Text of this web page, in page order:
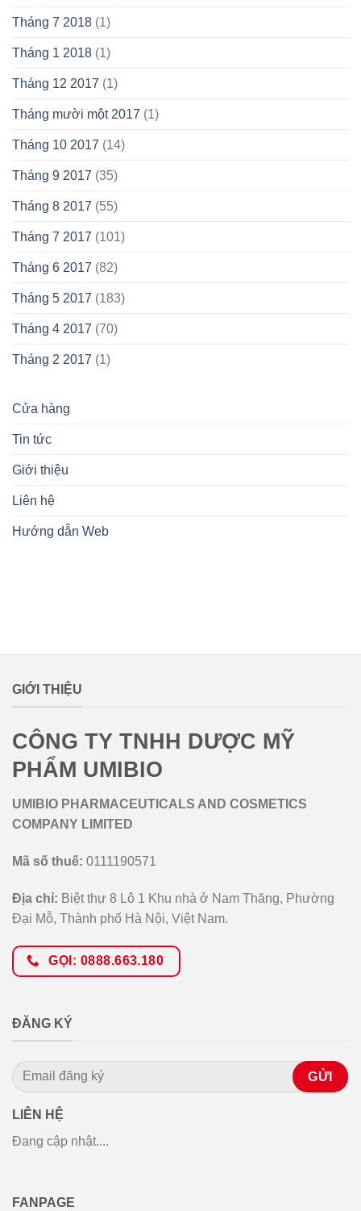
Tháng 7 2018 (1)
Tháng 1 2018 (1)
Tháng 12 2017 (1)
Tháng mười một 2017 (1)
Tháng 10 2017 (14)
Tháng 9 2017 (35)
Tháng 8 2017 (55)
Tháng 7 2017 (101)
Tháng 6 2017 (82)
Tháng 5 2017 (183)
Tháng 4 2017 (70)
Tháng 2 2017 (1)
Cửa hàng
Tin tức
Giới thiệu
Liên hệ
Hướng dẫn Web
GIỚI THIỆU
CÔNG TY TNHH DƯỢC MỸ
PHẨM UMIBIO
UMIBIO PHARMACEUTICALS AND COSMETICS
COMPANY LIMITED
Mã số thuế: 0111190571
Địa chỉ: Biệt thự 8 Lô 1 Khu nhà ở Nam Thăng, Phường
Đại Mỗ, Thành phố Hà Nội, Việt Nam.
GỌI: 0888.663.180
ĐĂNG KÝ
LIÊN HỆ
Đang cập nhật....
FANPAGE